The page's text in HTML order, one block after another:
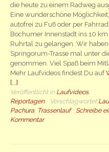
die heute zu einem Radweg
Eine wunderschöne
autofrei zu Fuß oder per
Bochumer Innenstadt ins 10
Ruhrtal zu gelangen. Wir
Springorum-Trasse mal unter
genommen. Viel Spaß beim
Mehr Laufvideos findest Du auf
[...]
Veröffentlicht in Laufvideos,
Reportagen
Verschlagwortet
Pachura, Trassenlauf
Schreibe
Kommentar